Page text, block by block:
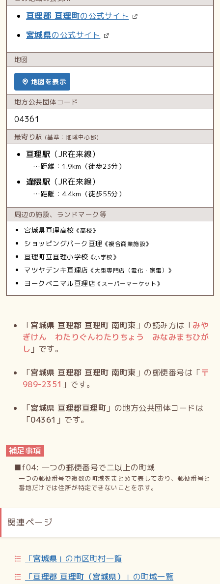
亘理郡 亘理町の公式サイト
宮城県の公式サイト
地図
地図を表示
地方公共団体コード
04361
最寄り駅 (基準：地域中心部)
亘理駅 （JR在来線）
…距離：1.9km（徒歩23分）
逢隈駅 （JR在来線）
…距離：4.4km（徒歩55分）
周辺の施設、 ランドマーク等
宮城県亘理高校 《高校》
ショッピングパーク亘理 《複合商業施設》
亘理町立亘理小学校 《小学校》
マツヤデンキ亘理店 《大型専門店（電化・家電）》
ヨークベニマル亘理店 《スーパーマーケット》
「宮城県 亘理郡 亘理町 南町東 」の読み方は「みや
ぎけん わたりぐんわたりちょう みなみまちひが
し 」です。
「宮城県 亘理郡 亘理町 南町東 」の郵便番号は「〒
989-2351 」です。
「宮城県 亘理郡亘理町 」の地方公共団体コードは
「04361 」です。
補足事項
■f04: 一つの郵便番号で二以上の町域
一つの郵便番号で複数の町域をまとめて表しており、郵便番号と
番地だけでは住所が特定できないことを示す。
関連ページ
「宮城県 」の市区町村一覧
「亘理郡 亘理町（宮城県）
」の町域一覧